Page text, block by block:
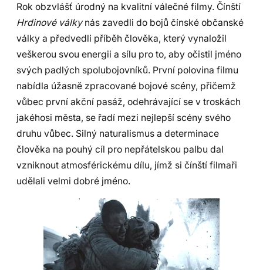
Rok obzvlášť úrodný na kvalitní válečné filmy. Čínští
Hrdinové válkynás zavedli do bojů čínské občanské
války a předvedli příběh člověka, který vynaložil
veškerou svou energii a sílu pro to, aby očistil jméno
svých padlých spolubojovníků. První polovina filmu
nabídla úžasně zpracované bojové scény, přičemž
vůbec první akční pasáž, odehrávající se v troskách
jakéhosi města, se řadí mezi nejlepší scény svého
druhu vůbec. Silný naturalismus a determinace
člověka na pouhý cíl pro nepřátelskou palbu dal
vzniknout atmosférickému dílu, jímž si čínští filmaři
udělali velmi dobré jméno.